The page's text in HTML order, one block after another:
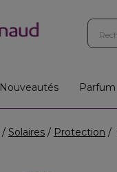
Nouveautés Parfum
Solaires Protection